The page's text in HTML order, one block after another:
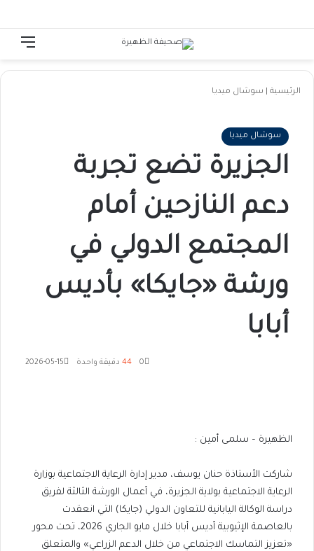
تسجيل الدخول
الرئيسية سوشال ميديا
سوشال ميديا
الجزيرة تضع تجربة
دعم النازحين أمام
المجتمع الدولي في
ورشة «جايكا» بأديس
أبابا
2026-05-15 0 دقيقة واحدة
الظهيرة – سلمى أمين :
شاركت الأستاذة حنان يوسف، مدير إدارة الرعاية الاجتماعية بوزارة
الرعاية الاجتماعية بولاية الجزيرة، في أعمال الورشة الثالثة لفريق
دراسة الوكالة اليابانية للتعاون الدولي (جايكا) التي انعقدت
بالعاصمة الإثيوبية أديس أبابا خلال مايو الجاري 2026، تحت محور
«تعزيز التماسك الاجتماعي من خلال الدعم الزراعي» والمتعلق